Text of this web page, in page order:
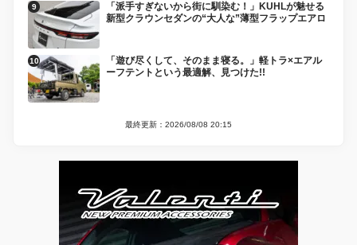
「派手すぎないから街に馴染む！」KUHLが魅せる
新型クラウンセダンの“大人な”薄型フラップエアロ
「遊び尽くして、そのまま寝る。」軽トラ×エアル
ーフテントという最適解、見つけた!!
最終更新：2026/08/08 20:15